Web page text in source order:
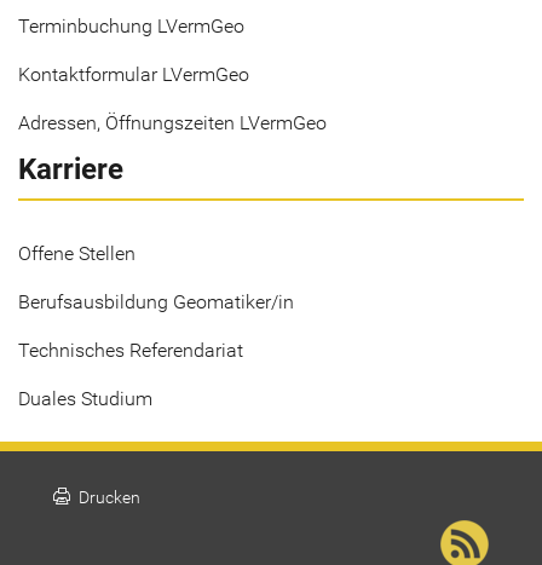
Terminbuchung LVermGeo
Kontaktformular LVermGeo
Adressen, Öffnungszeiten LVermGeo
Karriere
Offene Stellen
Berufsausbildung Geomatiker/in
Technisches Referendariat
Duales Studium
print Drucken